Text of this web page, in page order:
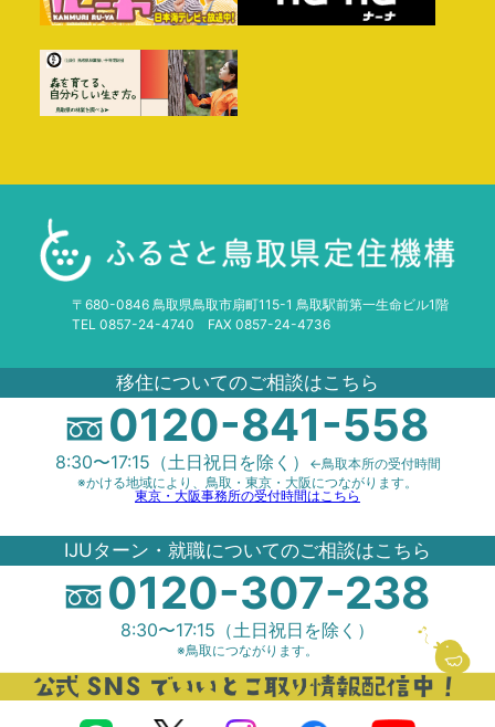
〒680-0846 鳥取県鳥取市扇町115-1 鳥取駅前第一生命ビル1階
TEL 0857-24-4740 FAX 0857-24-4736
移住についてのご相談はこちら
0120-841-558
8:30〜17:15（土日祝日を除く）
←鳥取本所の受付時間
※かける地域により、鳥取・東京・大阪につながります。
東京・大阪事務所の受付時間はこちら
IJUターン・就職についてのご相談はこちら
0120-307-238
8:30〜17:15（土日祝日を除く）
※鳥取につながります。